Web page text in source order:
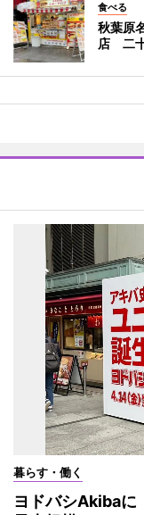
食べる
秋葉原
店 二
暮らす・働く
ヨドバシAkiba